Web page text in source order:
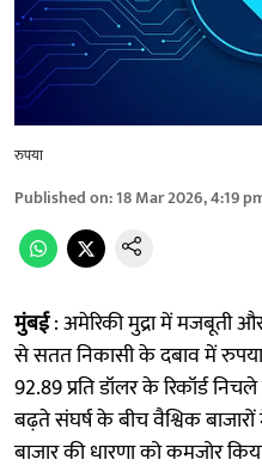
रुपया
Published on:18 Mar 2026, 4:19
मुंबई: अमेरिकी मुद्रा में मजबूती
से सतत निकासी के दबाव में
92.89 प्रति डॉलर के रिकॉर्ड
बढ़ते संघर्ष के बीच वैश्विक
बाजार की धारणा को कमजोर